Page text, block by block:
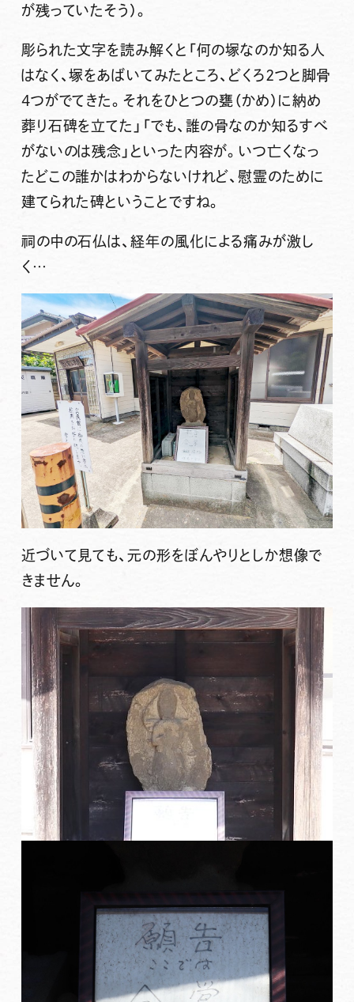
が残っていたそう）。
彫られた文字を読み解くと「何の塚なのか知る人
はなく、塚をあばいてみたところ、どくろ2つと脚骨
4つがでてきた。それをひとつの甕（かめ）に納め
葬り石碑を立てた」「でも、誰の骨なのか知るすべ
がないのは残念」といった内容が。 いつ亡くなっ
たどこの誰かはわからないけれど、慰霊のために
建てられた碑ということですね。
祠の中の石仏は、経年の風化による痛みが激し
く…
近づいて見ても、元の形をぼんやりとしか想像で
きません。